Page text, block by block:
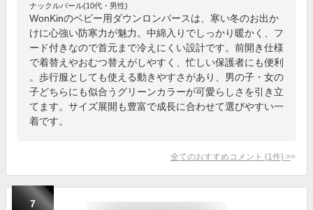
ナックルバール(10代・男性)
WonKinのベビー用ダウンロンパースは、寒い冬のお出か
けに心強い防寒力が魅力。中綿入りでしっかり暖かく、フ
ード付きなので首元まで冷えにくい設計です。前開き仕様
で着替えやおむつ替えがしやすく、忙しい保護者にも便利
。歩行服としても使える動きやすさがあり、男の子・女の
子どちらにも似合うグリーンカラーが可愛らしさを引き立
てます。サイズ展開も豊富で成長に合わせて選びやすい一
着です。
全てのおすすめコメント (1 件) >
7